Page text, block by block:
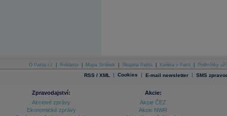
O Patria.cz Reklama Mapa Stránek Skupina Patria Kariéra v Patrii Podmínky
RSS / XML | Cookies | E-mail newsletter | SMS
Zpravodajství:
Akciové zprávy
Ekonomické zprávy
Akcie:
Akcie ČEZ
Akcie NWR